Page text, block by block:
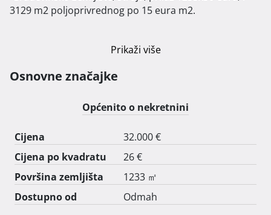
3129 m2 poljoprivrednog po 15 eura m2.
Prikaži više
Osnovne značajke
Općenito o nekretnini
Cijena
32.000 €
Cijena po kvadratu
26 €
Površina zemljišta
1233 ㎡
Dostupno od
Odmah